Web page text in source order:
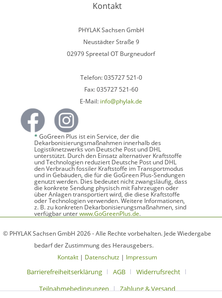
Kontakt
PHYLAK Sachsen GmbH
Neustädter Straße 9
02979 Spreetal OT Burgneudorf
Telefon: 035727 521-0
Fax: 035727 521-60
E-Mail: info@phylak.de
* GoGreen Plus ist ein Service, der die
Dekarbonisierungsmaßnahmen innerhalb des
Logistiknetzwerks von Deutsche Post und DHL
unterstützt. Durch den Einsatz alternativer Kraftstoffe
und Technologien reduziert Deutsche Post und DHL
den Verbrauch fossiler Kraftstoffe im Transportmodus
und in Gebäuden, die für die GoGreen Plus-Sendungen
genutzt werden. Dies bedeutet nicht zwangsläufig, dass
die konkrete Sendung physisch mit Fahrzeugen oder
über Anlagen transportiert wird, die diese Kraftstoffe
oder Technologien verwenden. Weitere Informationen,
z. B. zu konkreten Dekarbonisierungsmaßnahmen, sind
verfügbar unterwww.GoGreenPlus.de.
© PHYLAK Sachsen GmbH 2026 - Alle Rechte vorbehalten. Jede Wiedergabe
bedarf der Zustimmung des Herausgebers.
Kontakt| Datenschutz| Impressum
Barrierefreiheitserklärung AGB
Widerrufsrecht
Teilnahmebedingungen
Zahlung & Versand